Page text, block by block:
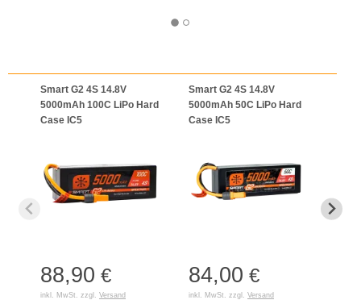
Smart G2 4S 14.8V
5000mAh 100C LiPo Hard
Case IC5
88,90 €
inkl. MwSt. zzgl. Versand
Smart G2 4S 14.8V
5000mAh 50C LiPo Hard
Case IC5
84,00 €
inkl. MwSt. zzgl. Versand